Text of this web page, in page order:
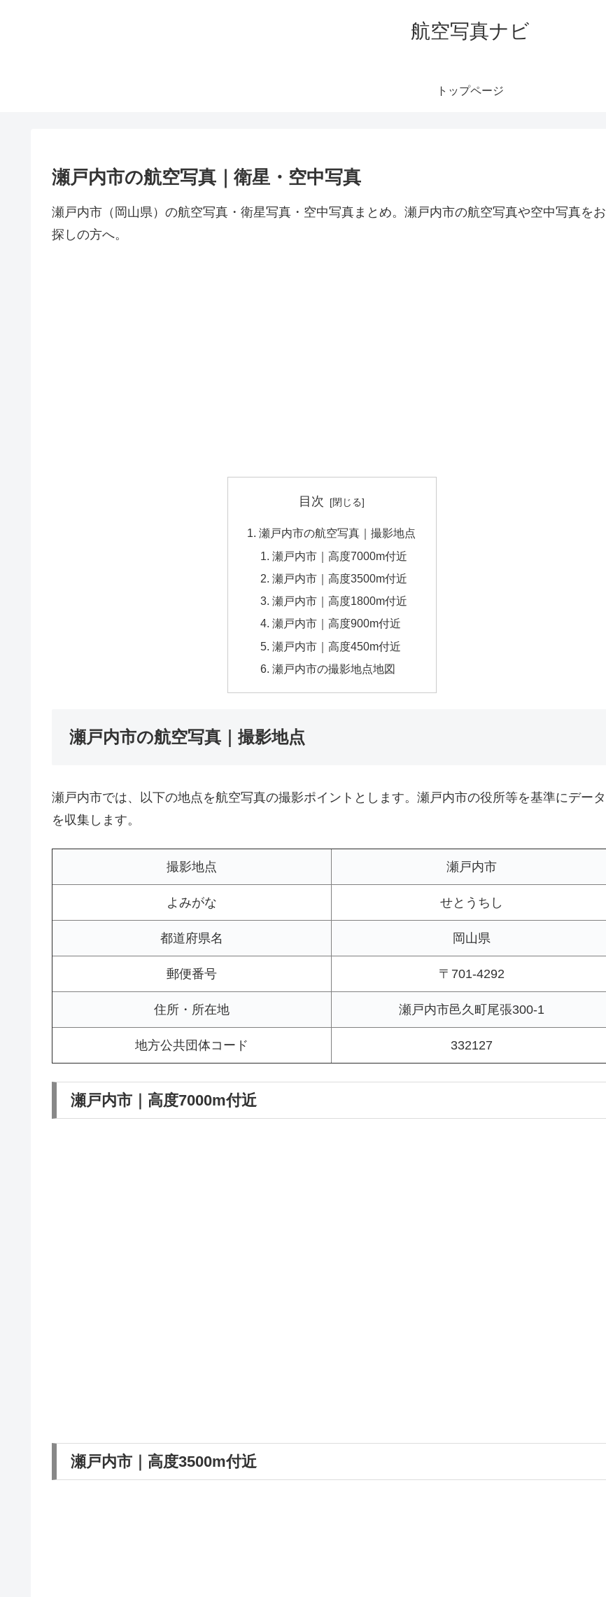
航空写真ナビ
トップページ
瀬戸内市の航空写真｜衛星・空中写真
瀬戸内市（岡山県）の航空写真・衛星写真・空中写真まとめ。瀬戸内市の航空写真や空中写真をお
探しの方へ。
目次
瀬戸内市の航空写真｜撮影地点
瀬戸内市｜高度7000m付近
瀬戸内市｜高度3500m付近
瀬戸内市｜高度1800m付近
瀬戸内市｜高度900m付近
瀬戸内市｜高度450m付近
瀬戸内市の撮影地点地図
瀬戸内市の航空写真｜撮影地点
瀬戸内市では、以下の地点を航空写真の撮影ポイントとします。瀬戸内市の役所等を基準にデータ
を収集します。
撮影地点 瀬戸内市
よみがな せとうちし
都道府県名 岡山県
郵便番号 〒701-4292
住所・所在地 瀬戸内市邑久町尾張300-1
地方公共団体コード 332127
瀬戸内市｜高度7000m付近
瀬戸内市｜高度3500m付近